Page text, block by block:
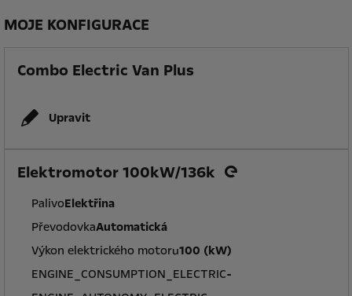
MOJE KONFIGURACE
Combo Electric Van Plus
Upravit
Elektromotor 100kW/136k
PalivoElektřina
PřevodovkaAutomatická
Výkon elektrického motoru100 (kW)
ENGINE_CONSUMPTION_ELECTRIC-